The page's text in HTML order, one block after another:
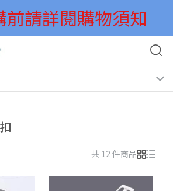
前請詳閱購物須知
共 12 件商品